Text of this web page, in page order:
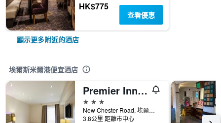
HK$775
查看優惠
顯示更多附近的酒店
埃爾斯米爾港便宜酒店
Premier Inn Wirral - Childer Thornton
3星級
New Chester Road, 埃爾斯米爾港, 英國
3.8公里 距離市中心